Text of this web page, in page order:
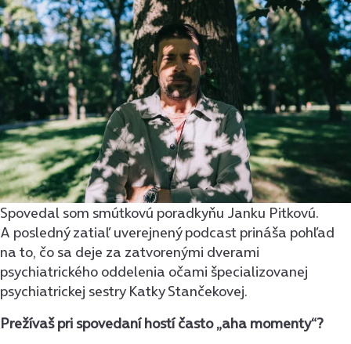
Spovedal som smútkovú poradkyňu Janku Pitkovú.
A posledný zatiaľ uverejnený podcast prináša pohľad
na to, čo sa deje za zatvorenými dverami
psychiatrického oddelenia očami špecializovanej
psychiatrickej sestry Katky Stančekovej.
Prežívaš pri spovedaní hostí často „aha momenty“?